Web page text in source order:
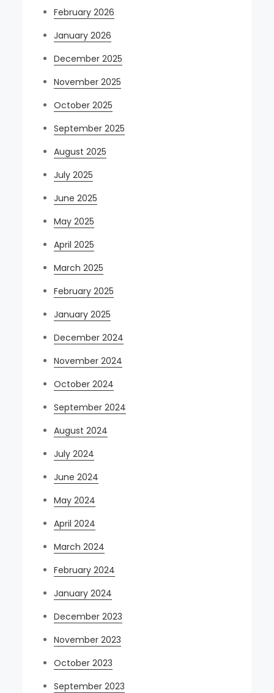
February 2026
January 2026
December 2025
November 2025
October 2025
September 2025
August 2025
July 2025
June 2025
May 2025
April 2025
March 2025
February 2025
January 2025
December 2024
November 2024
October 2024
September 2024
August 2024
July 2024
June 2024
May 2024
April 2024
March 2024
February 2024
January 2024
December 2023
November 2023
October 2023
September 2023